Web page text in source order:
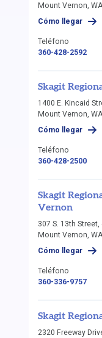
Mount Vernon,
Cómo llegar
Teléfono
360-428-2592
Skagit
1400 E. Kincaid
Mount Vernon,
Cómo llegar
Teléfono
360-428-2500
Skagit
Vernon
307 S. 13th Street,
Mount Vernon,
Cómo llegar
Teléfono
360-336-9757
Skagit
2320 Freeway